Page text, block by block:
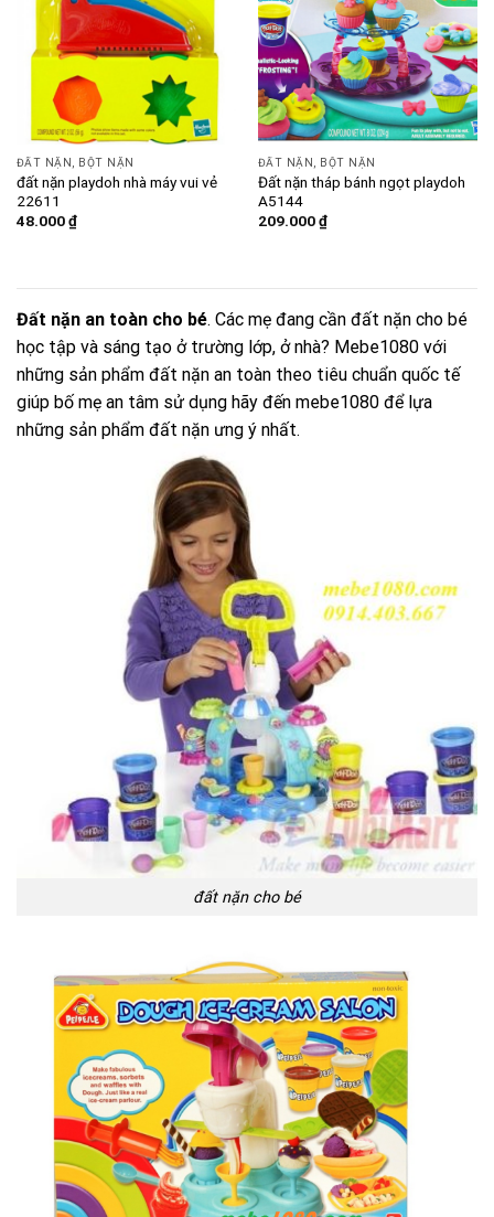
ĐẤT NẶN, BỘT NẶN
đất nặn playdoh nhà máy vui vẻ
22611
48.000₫
ĐẤT NẶN, BỘT NẶN
Đất nặn tháp bánh ngọt playdoh
A5144
209.000₫
Đất nặn an toàn cho bé. Các mẹ đang cần đất nặn cho bé
học tập và sáng tạo ở trường lớp, ở nhà? Mebe1080 với
những sản phẩm đất nặn an toàn theo tiêu chuẩn quốc tế
giúp bố mẹ an tâm sử dụng hãy đến mebe1080 để lựa
những sản phẩm đất nặn ưng ý nhất.
đất nặn cho bé